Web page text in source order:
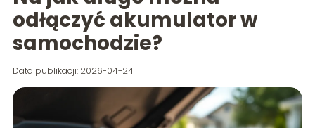
odłączyć akumulator w
samochodzie?
Data publikacji: 2026-04-24